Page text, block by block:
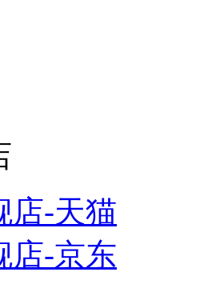
店-天猫
店-京东